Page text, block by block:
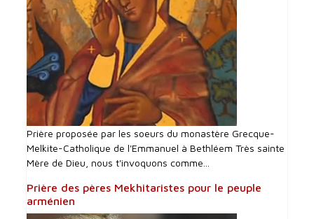
Prière proposée par les soeurs du monastère Grecque-
Melkite-Catholique de l'Emmanuel à Bethléem Très sainte
Mère de Dieu, nous t'invoquons comme...
Prière des pères Mekhitaristes pour le peuple
arménien